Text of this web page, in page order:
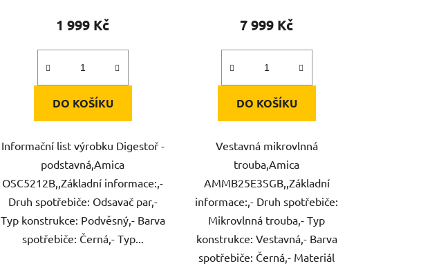
1 999 Kč
DO KOŠÍKU
Informační list výrobku Digestoř -
podstavná,Amica
OSC5212B,,Základní informace:,-
Druh spotřebiče: Odsavač par,-
Typ konstrukce: Podvěsný,- Barva
spotřebiče: Černá,- Typ...
7 999 Kč
DO KOŠÍKU
Vestavná mikrovlnná
trouba,Amica
AMMB25E3SGB,,Základní
informace:,- Druh spotřebiče:
Mikrovlnná trouba,- Typ
konstrukce: Vestavná,- Barva
spotřebiče: Černá,- Materiál